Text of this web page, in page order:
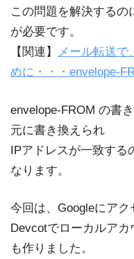
この問題を解決するの
が必要です。
【関連】
メール転送で
めに・・・envelope-
envelope-FROM の書
元に書き換えられ
IPアドレスが一致する
なります。
今回は、Googleにアク
Devcotでローカルアカ
も作りました。